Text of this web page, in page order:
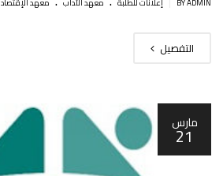
التفصيل
مارس
21